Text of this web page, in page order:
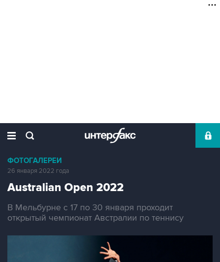
ФОТОГАЛЕРЕИ
26 января 2022 года
Australian Open 2022
В Мельбурне с 17 по 30 января проходит
открытый чемпионат Австралии по теннису